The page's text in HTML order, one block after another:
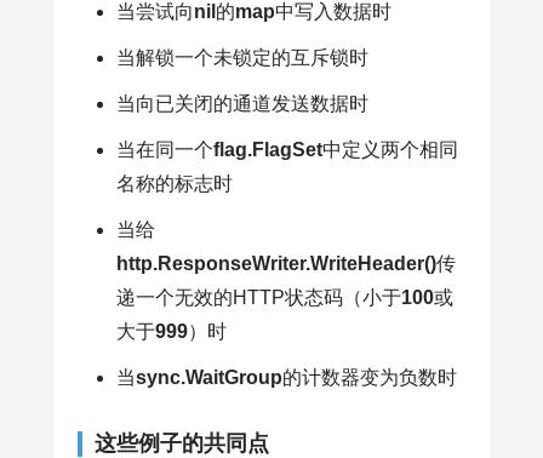
当尝试向nil 的map中写入数据时
当解锁一个未锁定的互斥锁时
当向已关闭的通道发送数据时
当在同一个flag.FlagSet中定义两个相同
名称的标志时
当给
http.ResponseWriter.WriteHeader()传
递一个无效的HTTP状态码（小于100或
大于999）时
当sync.WaitGroup的计数器变为负数时
这些例子的共同点